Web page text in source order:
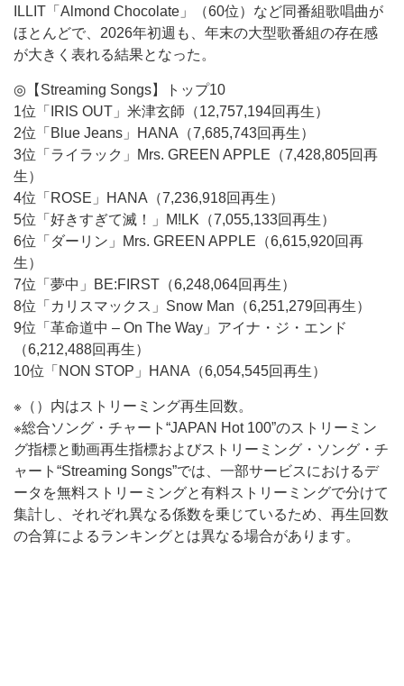
ILLIT「Almond Chocolate」（60位）など同番組歌唱曲が
ほとんどで、2026年初週も、年末の大型歌番組の存在感
が大きく表れる結果となった。
◎【Streaming Songs】トップ10
1位「IRIS OUT」米津玄師（12,757,194回再生）
2位「Blue Jeans」HANA（7,685,743回再生）
3位「ライラック」Mrs. GREEN APPLE（7,428,805回再
生）
4位「ROSE」HANA（7,236,918回再生）
5位「好きすぎて滅！」M!LK（7,055,133回再生）
6位「ダーリン」Mrs. GREEN APPLE（6,615,920回再
生）
7位「夢中」BE:FIRST（6,248,064回再生）
8位「カリスマックス」Snow Man（6,251,279回再生）
9位「革命道中 – On The Way」アイナ・ジ・エンド
（6,212,488回再生）
10位「NON STOP」HANA（6,054,545回再生）
※（）内はストリーミング再生回数。
※総合ソング・チャート“JAPAN Hot 100”のストリーミン
グ指標と動画再生指標およびストリーミング・ソング・チ
ャート“Streaming Songs”では、一部サービスにおけるデ
ータを無料ストリーミングと有料ストリーミングで分けて
集計し、それぞれ異なる係数を乗じているため、再生回数
の合算によるランキングとは異なる場合があります。